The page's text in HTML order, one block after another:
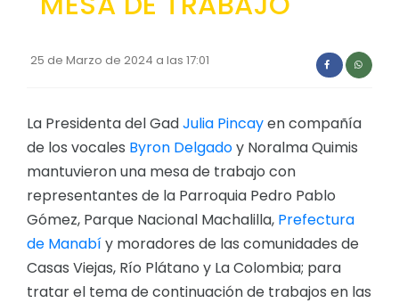
GESTIÓN ADMINISTRATIVA
Plan Operativo Anual - POA
Convenios Institucionales
PRESUPUESTO: EJECUCIÓN Y REPORTES
Cédulas presupuestarias y balances
Procesos de contratación
Ejecución Presupuestaria
25 de Marzo de 2024 a las 17:01
La Presidenta del GadJulia Pincayen compañía
de los vocales Byron Delgadoy Noralma Quimis
mantuvieron una mesa de trabajo con
representantes de la Parroquia Pedro Pablo
Gómez, Parque Nacional Machalilla, Prefectura
de Manabíy moradores de las comunidades de
Casas Viejas, Río Plátano y La Colombia; para
tratar el tema de continuación de trabajos en las